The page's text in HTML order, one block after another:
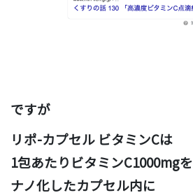
ですが
リポ-カプセル ビタミンCは
1包あたりビタミンC1000mgを
ナノ化したカプセル内に